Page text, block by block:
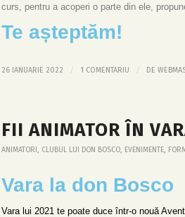
curs, pentru a acoperi o parte din ele,
Te așteptăm!
26 IANUARIE 2022 / 1 COMENTARIU / DE
FII ANIMATOR ÎN
ANIMATORI, CLUBUL LUI DON BOSCO, EVENIMENTE,
Vara la don Bosco
Vara lui 2021 te poate duce într-o nouă